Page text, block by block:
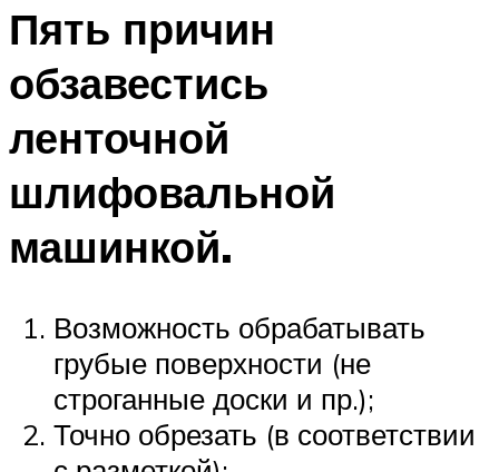
Пять причин
обзавестись
ленточной
шлифовальной
машинкой.
Возможность обрабатывать
грубые поверхности (не
строганные доски и пр.);
Точно обрезать (в соответствии